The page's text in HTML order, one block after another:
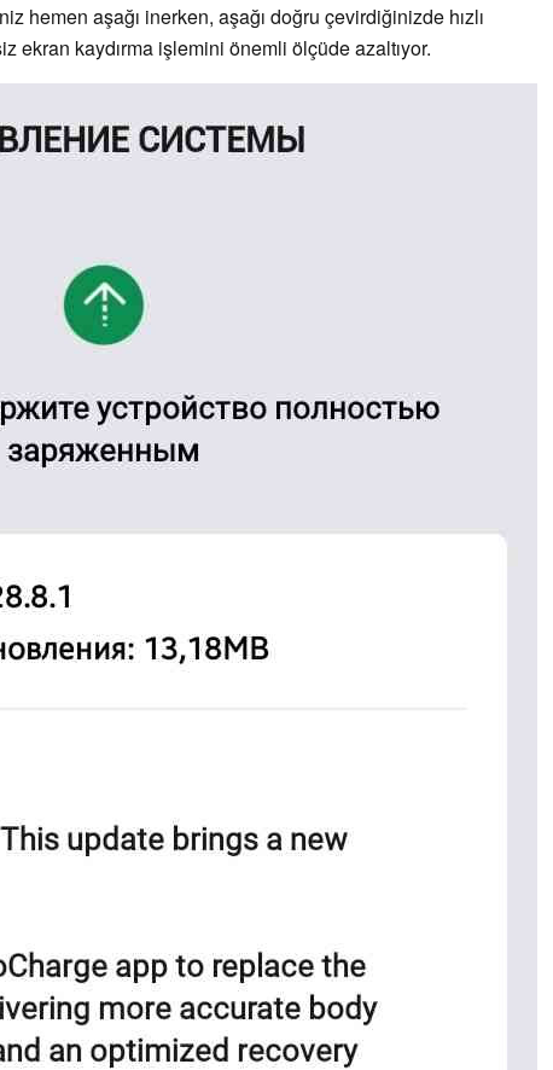
hemen aşağı inerken, aşağı doğru çevirdiğinizde hızlı
ekran kaydırma işlemini önemli ölçüde azaltıyor.